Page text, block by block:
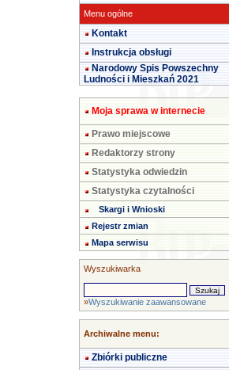
Menu ogólne
Kontakt
Instrukcja obsługi
Narodowy Spis Powszechny
Ludności i Mieszkań 2021
Moja sprawa w internecie
Prawo miejscowe
Redaktorzy strony
Statystyka odwiedzin
Statystyka czytalności
Skargi i Wnioski
Rejestr zmian
Mapa serwisu
Wyszukiwarka
»Wyszukiwanie zaawansowane
Archiwalne menu:
Zbiórki publiczne